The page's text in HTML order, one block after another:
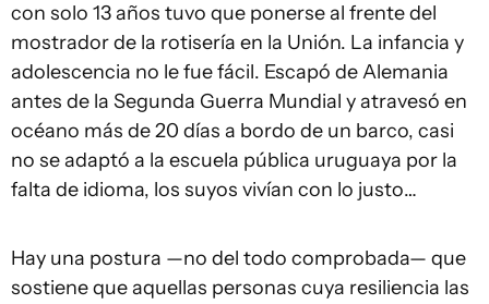
con solo 13 años tuvo que ponerse al frente del
mostrador de la rotisería en la Unión. La infancia y
adolescencia no le fue fácil. Escapó de Alemania
antes de la Segunda Guerra Mundial y atravesó en
océano más de 20 días a bordo de un barco, casi
no se adaptó a la escuela pública uruguaya por la
falta de idioma, los suyos vivían con lo justo…
Hay una postura —no del todo comprobada— que
sostiene que aquellas personas cuya resiliencia las